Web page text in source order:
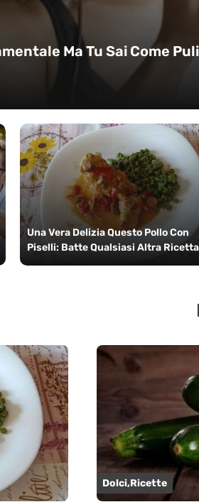
Ma Tu Sai Come
Una Vera Delizia Questo Pollo Con
Piselli: Batte Qualsiasi Altra
Dolci,Ricette